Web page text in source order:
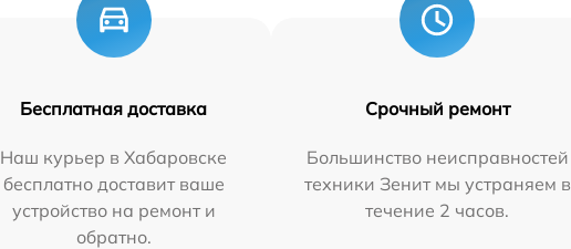
Бесплатная доставка
Наш курьер в Хабаровске
бесплатно доставит ваше
устройство на ремонт и
обратно.
Срочный ремонт
Большинство неисправностей
техники Зенит мы устраняем в
течение 2 часов.